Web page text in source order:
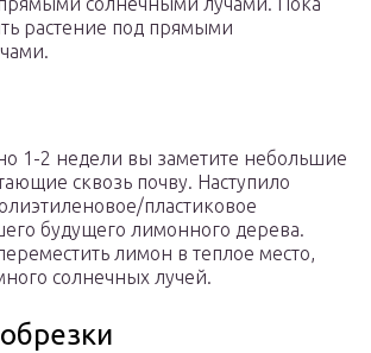
растение под прямыми
1-2 недели вы заметите небольшие
сквозь почву. Наступило
пластиковое
будущего лимонного дерева.
лимон в теплое место,
солнечных лучей.